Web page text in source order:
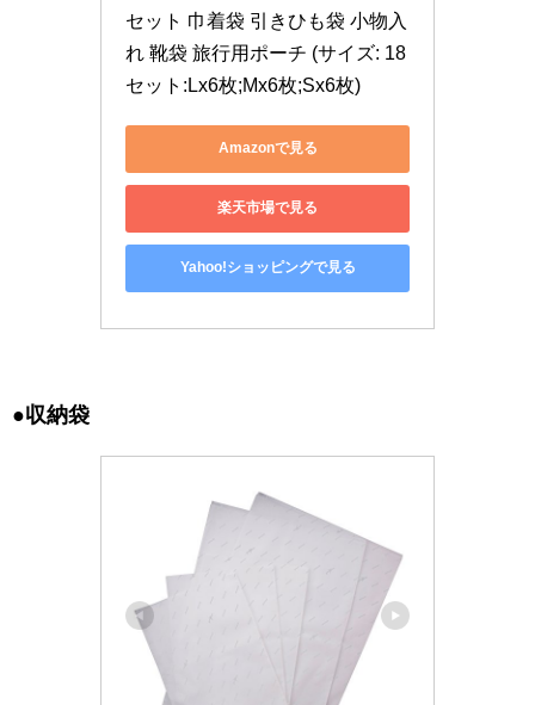
セット 巾着袋 引きひも袋 小物入
れ 靴袋 旅行用ポーチ (サイズ: 18
セット:Lx6枚;Mx6枚;Sx6枚)
Amazonで見る
楽天市場で見る
Yahoo!ショッピングで見る
●収納袋